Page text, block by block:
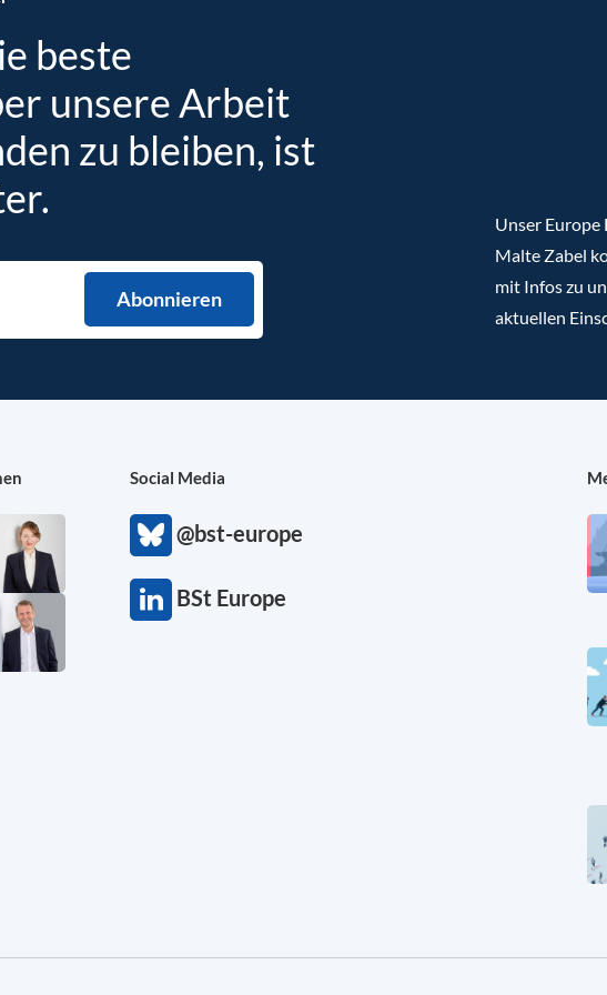
beste
unsere Arbeit
zu bleiben, ist
Unser
Malte Zabel
mit Infos zu
aktuellen
Social Media
@bst-europe
BSt Europe